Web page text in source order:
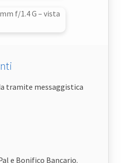
tramite messaggistica
e Bonifico Bancario.